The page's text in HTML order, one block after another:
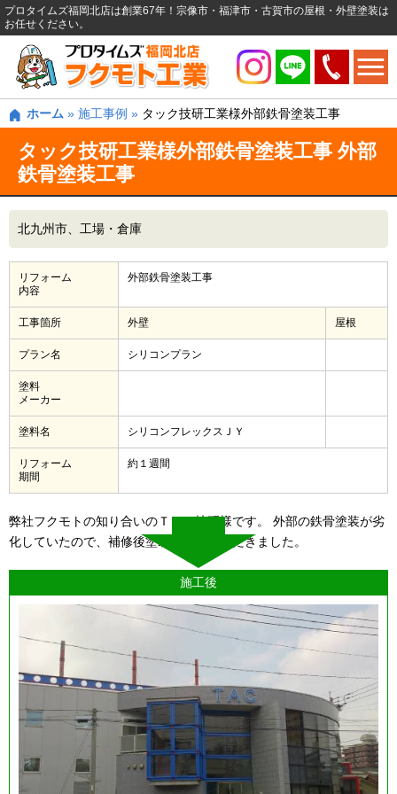
プロタイムズ福岡北店は創業67年！宗像市・福津市・古賀市の屋根・外壁塗装は
お任せください。
ホーム » 施工事例 » タック技研工業様外部鉄骨塗装工事
タック技研工業様外部鉄骨塗装工事 外部
鉄骨塗装工事
北九州市 工場・倉庫
リフォーム
内容
外部鉄骨塗装工事
工事箇所 外壁 屋根
プラン名 シリコンプラン
塗料
メーカー
塗料名 シリコンフレックスＪＹ
リフォーム
期間
約１週間
弊社フクモトの知り合いのＴＡＣ技研様です。 外部の鉄骨塗装が劣
化していたので、補修後塗装させていただきました。
施工後